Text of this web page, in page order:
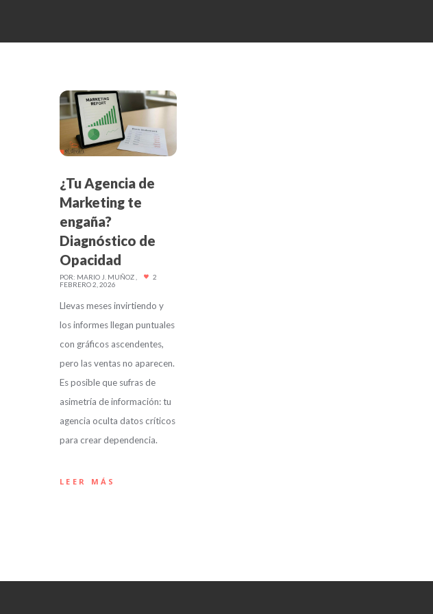
¿Tu Agencia de
Marketing te
engaña?
Diagnóstico de
Opacidad
POR: MARIO J. MUÑOZ
FEBRERO 2, 2026
2
Llevas meses invirtiendo y
los informes llegan puntuales
con gráficos ascendentes,
pero las ventas no aparecen.
Es posible que sufras de
asimetría de información: tu
agencia oculta datos críticos
para crear dependencia.
LEER MÁS